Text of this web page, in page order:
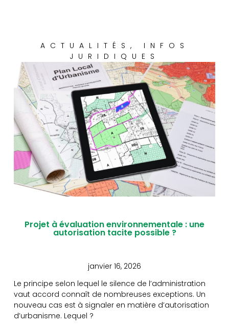
ACTUALITÉS , INFOS
JURIDIQUES
Projet à évaluation environnementale : une
autorisation tacite possible ?
janvier 16, 2026
Le principe selon lequel le silence de l’administration
vaut accord connaît de nombreuses exceptions. Un
nouveau cas est à signaler en matière d’autorisation
d’urbanisme. Lequel ?